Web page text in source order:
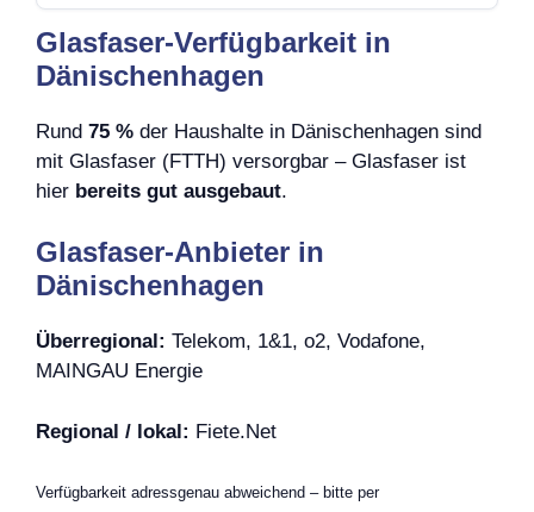
Glasfaser-Verfügbarkeit in
Dänischenhagen
Rund 75 % der Haushalte in Dänischenhagen sind
mit Glasfaser (FTTH) versorgbar – Glasfaser ist
hier bereits gut ausgebaut.
Glasfaser-Anbieter in
Dänischenhagen
Überregional: Telekom, 1&1, o2, Vodafone,
MAINGAU Energie
Regional / lokal: Fiete.Net
Verfügbarkeit adressgenau abweichend – bitte per